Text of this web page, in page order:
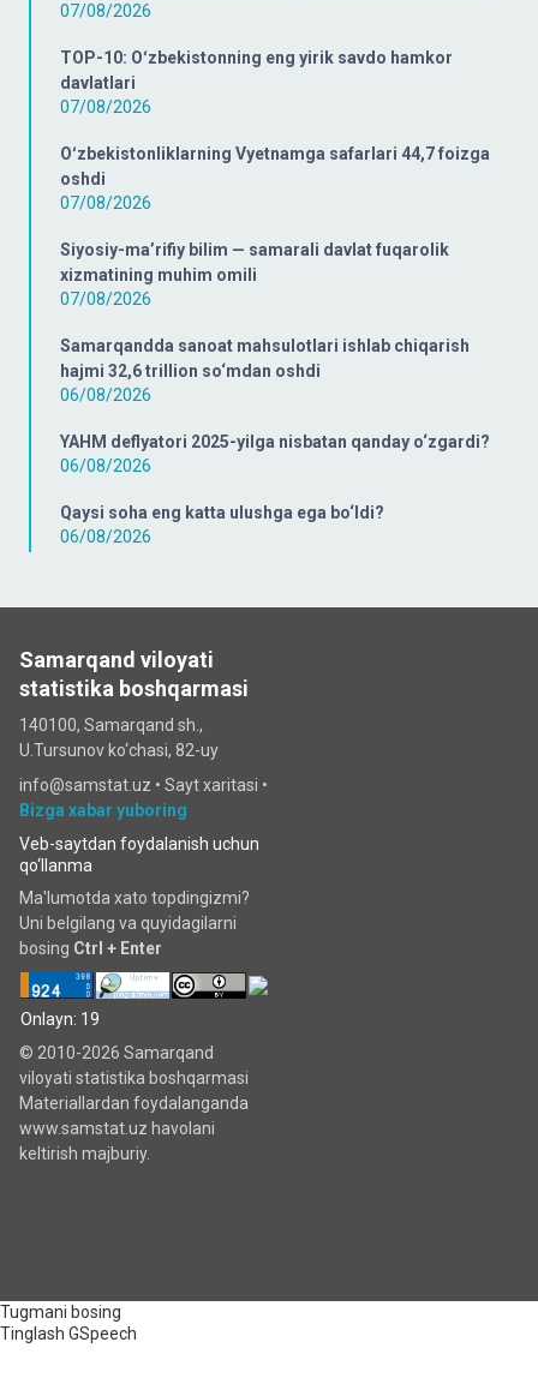
07/08/2026
TOP-10: Oʻzbekistonning eng yirik savdo hamkor
davlatlari
07/08/2026
Oʻzbekistonliklarning Vyetnamga safarlari 44,7 foizga
oshdi
07/08/2026
Siyosiy-ma’rifiy bilim — samarali davlat fuqarolik
xizmatining muhim omili
07/08/2026
Samarqandda sanoat mahsulotlari ishlab chiqarish
hajmi 32,6 trillion so‘mdan oshdi
06/08/2026
YAHM deflyatori 2025-yilga nisbatan qanday o‘zgardi?
06/08/2026
Qaysi soha eng katta ulushga ega bo‘ldi?
06/08/2026
Samarqand viloyati
statistika boshqarmasi
140100, Samarqand sh.,
U.Tursunov ko‘chаsi, 82-uy
info@samstat.uz • Sayt xaritasi •
Bizga xabar yuboring
Veb-saytdan foydalanish uchun
qo‘llanma
Ma'lumotda xato topdingizmi?
Uni belgilang va quyidagilarni
bosing Ctrl + Enter
Onlayn: 19
© 2010-2026 Samarqand
viloyati statistika boshqarmasi
Materiallardan foydalanganda
www.samstat.uz havolani
keltirish majburiy.
Tugmani bosing
Tinglash GSpeech